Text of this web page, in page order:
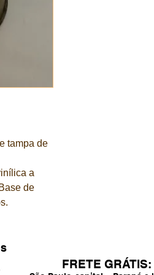
tampa de
a
de
FRETE GRÁTIS: